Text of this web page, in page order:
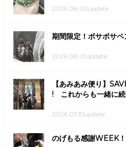
2026.08.03update
期間限定！ボサボサペ
2026.08.01update
【あみあみ便り】
! これからも一緒に続
2026.07.31update
のげもる感謝WEEK